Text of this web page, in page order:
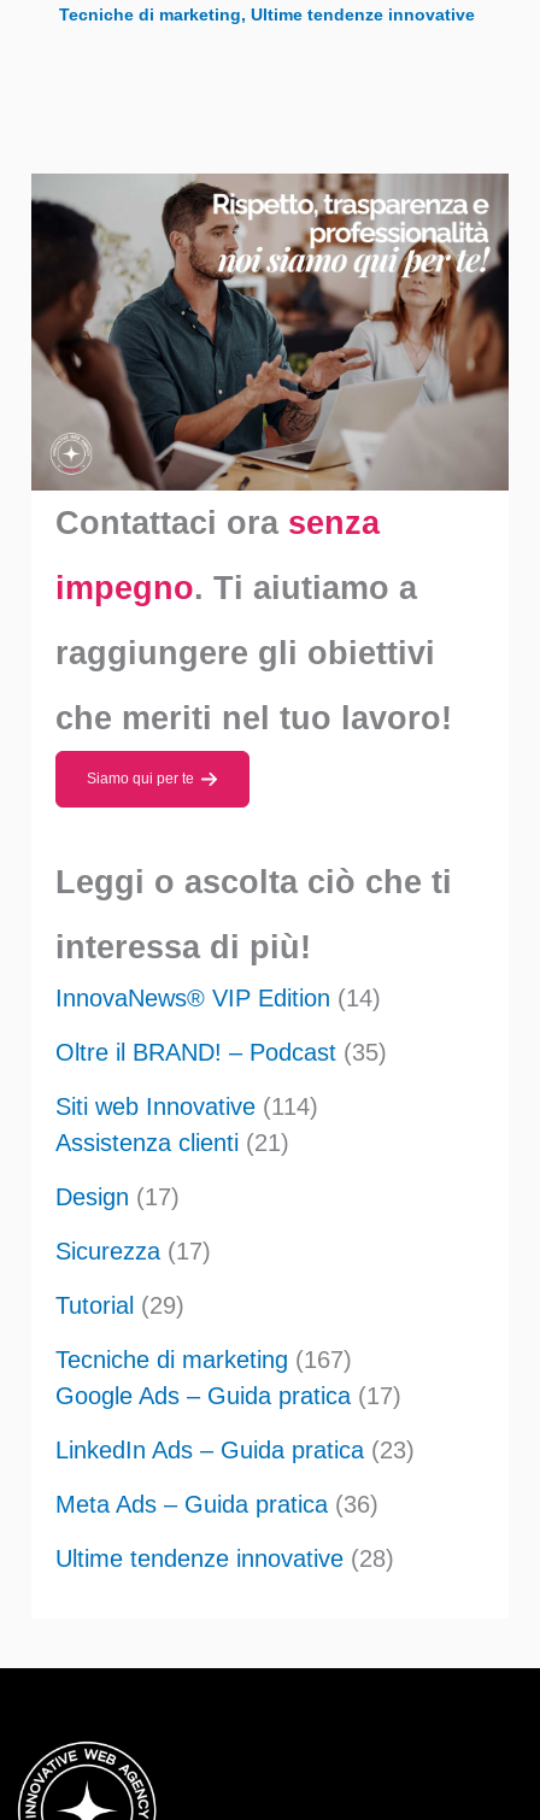
Tecniche di marketing, Ultime tendenze innovative
Contattaci ora senza
impegno. Ti aiutiamo a
raggiungere gli obiettivi
che meriti nel tuo lavoro!
Siamo qui per te
Leggi o ascolta ciò che ti
interessa di più!
InnovaNews® VIP Edition (14)
Oltre il BRAND! – Podcast(35)
Siti web Innovative(114)
Assistenza clienti(21)
Design (17)
Sicurezza(17)
Tutorial (29)
Tecniche di marketing (167)
Google Ads – Guida pratica(17)
LinkedIn Ads – Guida pratica(23)
Meta Ads – Guida pratica(36)
Ultime tendenze innovative(28)